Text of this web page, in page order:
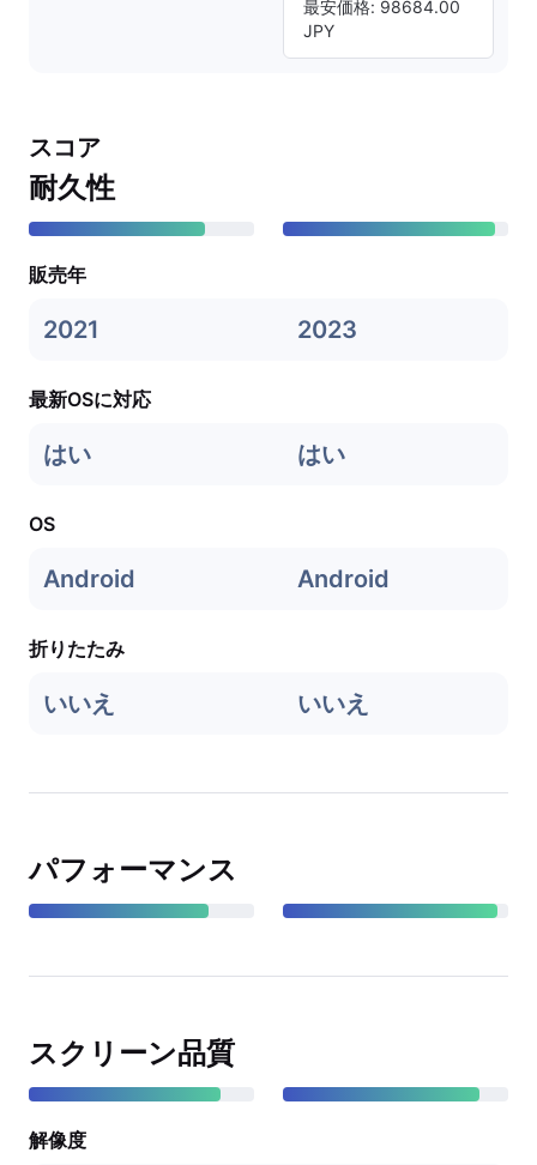
最安価格: 98684.00
JPY
スコア
耐久性
販売年
2021 2023
最新OSに対応
はい はい
OS
Android Android
折りたたみ
いいえ いいえ
パフォーマンス
スクリーン品質
解像度